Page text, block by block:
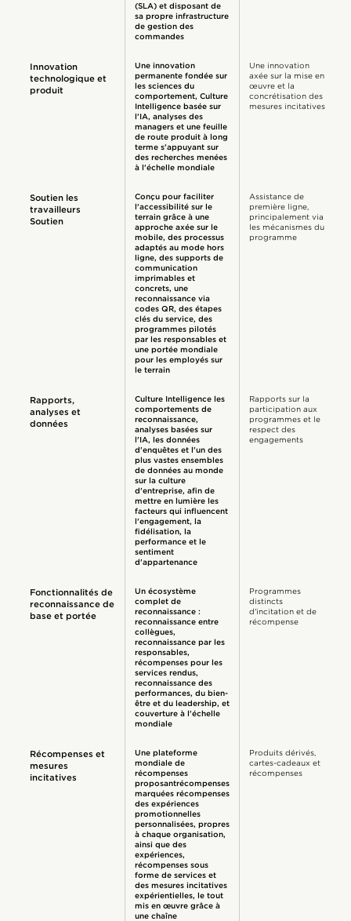
(SLA) et disposant de
sa propre infrastructure
de gestion des
commandes
Innovation
technologique et
produit
Une innovation
permanente fondée sur
les sciences du
comportement, Culture
Intelligence basée sur
l'IA, analyses des
managers et une feuille
de route produit à long
terme s'appuyant sur
des recherches menées
à l'échelle mondiale
Une innovation
axée sur la mise en
œuvre et la
concrétisation des
mesures incitatives
Soutien les
travailleurs
Soutien
Conçu pour faciliter
l'accessibilité sur le
terrain grâce à une
approche axée sur le
mobile, des processus
adaptés au mode hors
ligne, des supports de
communication
imprimables et
concrets, une
reconnaissance via
codes QR, des étapes
clés du service, des
programmes pilotés
par les responsables et
une portée mondiale
pour les employés sur
le terrain
Assistance de
première ligne,
principalement via
les mécanismes du
programme
Rapports,
analyses et
données
Culture Intelligence les
comportements de
reconnaissance,
analyses basées sur
l'IA, les données
d'enquêtes et l'un des
plus vastes ensembles
de données au monde
sur la culture
d'entreprise, afin de
mettre en lumière les
facteurs qui influencent
l'engagement, la
fidélisation, la
performance et le
sentiment
d'appartenance
Rapports sur la
participation aux
programmes et le
respect des
engagements
Fonctionnalités de
reconnaissance de
base et portée
Un écosystème
complet de
reconnaissance :
reconnaissance entre
collègues,
reconnaissance par les
responsables,
récompenses pour les
services rendus,
reconnaissance des
performances, du bien-
être et du leadership, et
couverture à l'échelle
mondiale
Programmes
distincts
d'incitation et de
récompense
Récompenses et
mesures
incitatives
Une plateforme
mondiale de
récompenses
proposantrécompenses
marquées récompenses
des expériences
promotionnelles
personnalisées, propres
à chaque organisation,
ainsi que des
expériences,
récompenses sous
forme de services et
des mesures incitatives
expérientielles, le tout
mis en œuvre grâce à
une chaîne
Produits dérivés,
cartes-cadeaux et
récompenses